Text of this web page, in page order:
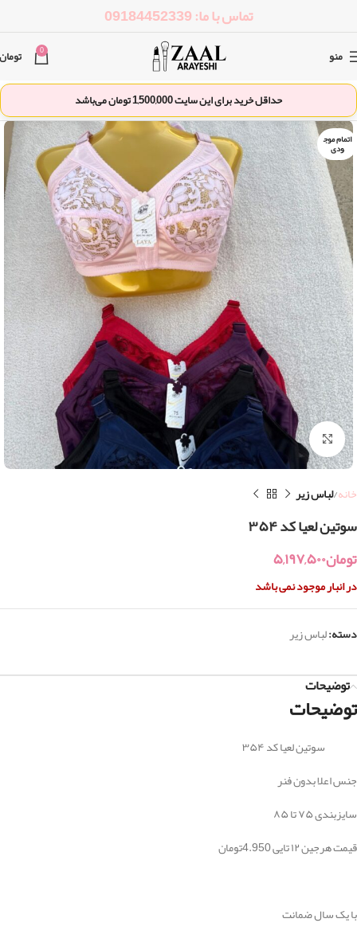
تماس با ما: 09184452339
منو 0 تومان
حداقل خرید برای این سایت1,500,000تومان می‌باشد
اتمام موج
ودی
بزرگنمایی تصویر
خانه لباس زیر
سوتین لعیا کد ۳۵۴
تومان۵,۱۹۷,۵۰۰
در انبار موجود نمی باشد
دسته:لباس زیر
توضیحات
توضیحات
سوتین لعیا کد ۳۵۴
جنس اعلا بدون فنر
سایزبندی ۷۵ تا ۸۵
قیمت هرجین ۱۲ تایی 4.950تومان
با یک سال ضمانت